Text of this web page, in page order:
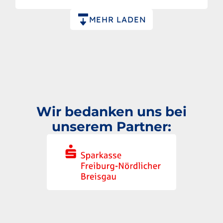
Paginierung
MEHR LADEN
Wir bedanken uns bei
unserem Partner: